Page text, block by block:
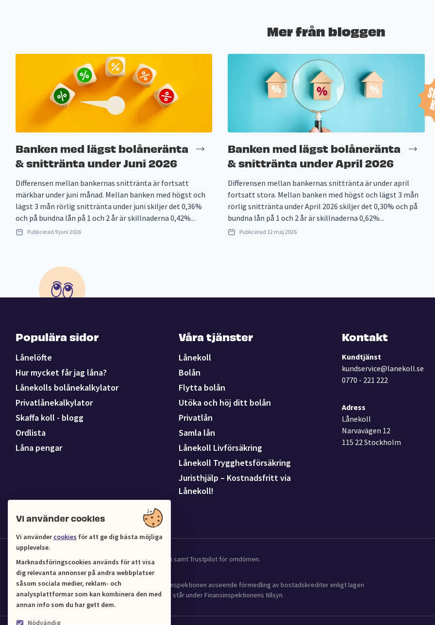
Vi använder cookies
Vi användercookies för att ge dig bästa möjliga
upplevelse.
Marknadsföringscookies används för att visa
dig relevanta annonser på andra webbplatser
såsom sociala medier, reklam- och
analysplattformar som kan kombinera den med
annan info som du har gett dem.
Nödvändig
Mer från bloggen
Banken med lägst bolåneränta
& snittränta under Juni 2026
Differensen mellan bankernas snittränta är fortsatt
märkbar under juni månad. Mellan banken med högst och
lägst 3 mån rörlig snittränta under juni skiljer det 0,36%
och på bundna lån på 1 och 2 år är skillnaderna 0,42%...
Publicerad 9 juni 2026
Banken med lägst bolåneränta
& snittränta under April 2026
Differensen mellan bankernas snittränta är under april
fortsatt stora. Mellan banken med högst och lägst 3 mån
rörlig snittränta under April 2026 skiljer det 0,30% och på
bundna lån på 1 och 2 år är skillnaderna 0,62%...
Publicerad 12 maj 2026
Populära sidor
Lånelöfte
Hur mycket får jag låna?
Lånekolls bolånekalkylator
Privatlånekalkylator
Skaffa koll - blogg
Ordlista
Låna pengar
Våra tjänster
Lånekoll
Bolån
Flytta bolån
Utöka och höj ditt bolån
Privatlån
Samla lån
Lånekoll Livförsäkring
Lånekoll Trygghetsförsäkring
Juristhjälp – Kostnadsfritt via
Lånekoll!
Kontakt
Kundtjänst
kundservice@lanekoll.se
0770 - 221 222
Adress
Lånekoll
Narvavägen 12
115 22 Stockholm
Vi samarbetar med UC för kredit och affärsinformation samt Trustpilot för omdömen.
Lånekoll (Org.nr 556961-4216) har tillstånd från Finansinspektionen avseende förmedling av bostadskrediter enligt lagen
(2016:1024) om verksamhet med bostadskrediter och står under Finansinspektionens tillsyn.